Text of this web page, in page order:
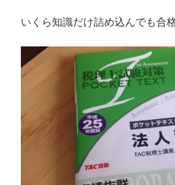
いくら知識だけ詰め込んでも合